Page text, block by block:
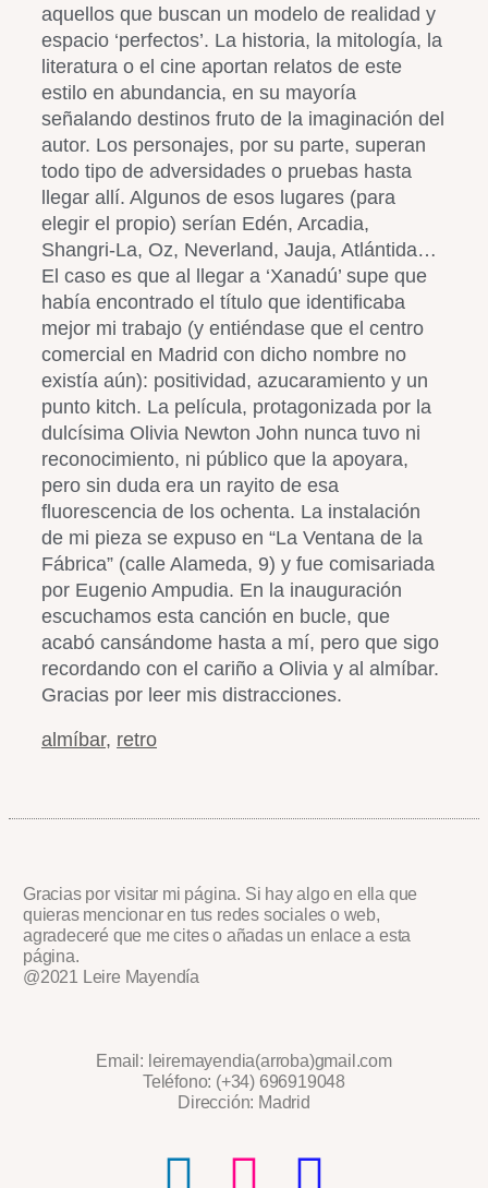
aquellos que buscan un modelo de realidad y
espacio ‘perfectos’. La historia, la mitología, la
literatura o el cine aportan relatos de este
estilo en abundancia, en su mayoría
señalando destinos fruto de la imaginación del
autor. Los personajes, por su parte, superan
todo tipo de adversidades o pruebas hasta
llegar allí. Algunos de esos lugares (para
elegir el propio) serían Edén, Arcadia,
Shangri-La, Oz, Neverland, Jauja, Atlántida…
El caso es que al llegar a ‘Xanadú’ supe que
había encontrado el título que identificaba
mejor mi trabajo (y entiéndase que el centro
comercial en Madrid con dicho nombre no
existía aún): positividad, azucaramiento y un
punto kitch. La película, protagonizada por la
dulcísima Olivia Newton John nunca tuvo ni
reconocimiento, ni público que la apoyara,
pero sin duda era un rayito de esa
fluorescencia de los ochenta. La instalación
de mi pieza se expuso en “La Ventana de la
Fábrica” (calle Alameda, 9) y fue comisariada
por Eugenio Ampudia. En la inauguración
escuchamos esta canción en bucle, que
acabó cansándome hasta a mí, pero que sigo
recordando con el cariño a Olivia y al almíbar.
Gracias por leer mis distracciones.
almíbar, retro
Gracias por visitar mi página. Si hay algo en ella que
quieras mencionar en tus redes sociales o web,
agradeceré que me cites o añadas un enlace a esta
página.
@2021 Leire Mayendía
Email: leiremayendia(arroba)gmail.com
Teléfono: (+34) 696919048
Dirección: Madrid